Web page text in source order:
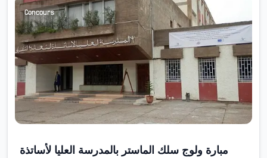
Concours
مبارة ولوج سلك الماستر بالمدرسة العليا لأساتذة